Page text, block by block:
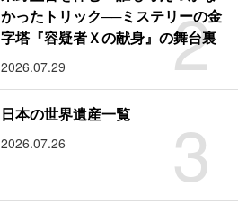
2
かったトリック──ミステリーの金
字塔『容疑者Ｘの献身』の舞台裏
2026.07.29
3
日本の世界遺産一覧
2026.07.26